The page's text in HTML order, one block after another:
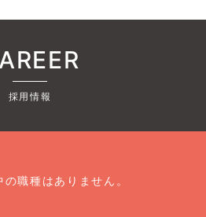
採用情報
職種はありません。